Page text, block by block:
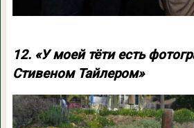
12. «У моей тёти есть
Стивеном Тайлером»